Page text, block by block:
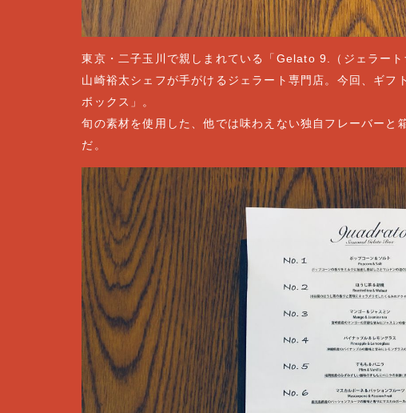
東京・二子玉川で親しまれている「Gelato 9.（ジェラート
山崎裕太シェフが手がけるジェラート専門店。今回、ギフ
ボックス」。
旬の素材を使用した、他では味わえない独自フレーバーと
だ。